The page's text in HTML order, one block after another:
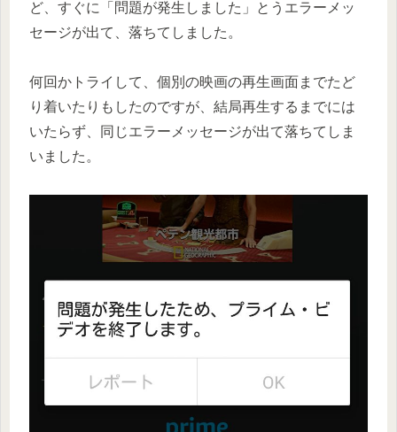
ど、すぐに 「問題が発生しました」
とうエラーメッ
セージが出て、落ちてしました。
何回かトライして、個別の映画の再生画面までたど
り着いたりもしたのですが、結局再生するまでには
いたらず、同じエラーメッセージが出て落ちてしま
いました。